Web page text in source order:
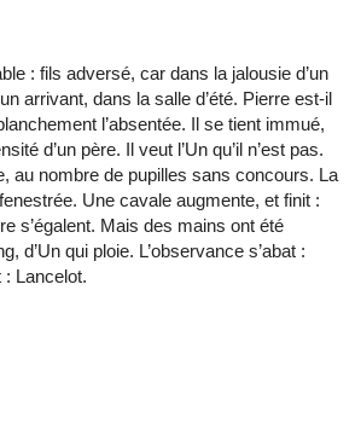
: fils adversé, car dans la jalousie d’un
arrivant, dans la salle d’été. Pierre est-il
l’absentée. Il se tient immué,
d’un père. Il veut l’Un qu’il n’est pas.
au nombre de pupilles sans concours. La
Une cavale augmente, et finit :
s’égalent. Mais des mains ont été
d’Un qui ploie. L’observance s’abat :
: Lancelot.